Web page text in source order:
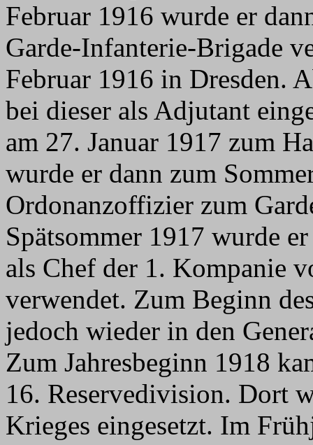
Februar 1916 wurde er
Garde-Infanterie-Brigade
Februar 1916 in Dresden.
bei dieser als Adjutant
am 27. Januar 1917 zum
wurde er dann zum
Ordonanzoffizier zum
Spätsommer 1917 wurde
als Chef der 1. Kompanie
verwendet. Zum Beginn
jedoch wieder in den
Zum Jahresbeginn 1918
16. Reservedivision. Dort
Krieges eingesetzt. Im